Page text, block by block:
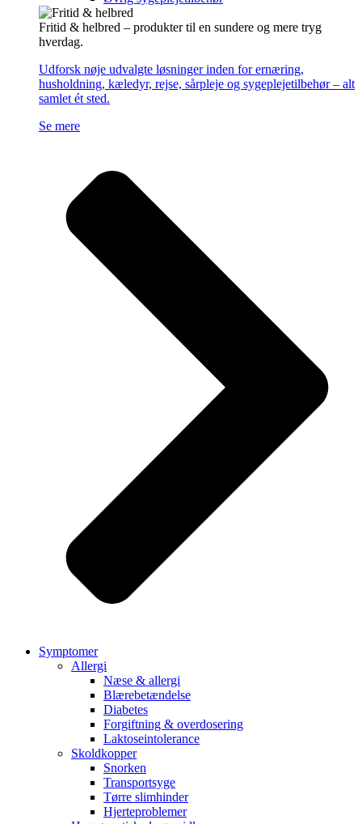
Fritid & helbred – produkter til en sundere og mere tryg
hverdag.
Udforsk nøje udvalgte løsninger inden for ernæring,
husholdning, kæledyr, rejse, sårpleje og sygeplejetilbehør – alt
samlet ét sted.
Se mere
Symptomer
Allergi
Næse & allergi
Blærebetændelse
Diabetes
Forgiftning & overdosering
Laktoseintolerance
Skoldkopper
Snorken
Transportsyge
Tørre slimhinder
Hjerteproblemer